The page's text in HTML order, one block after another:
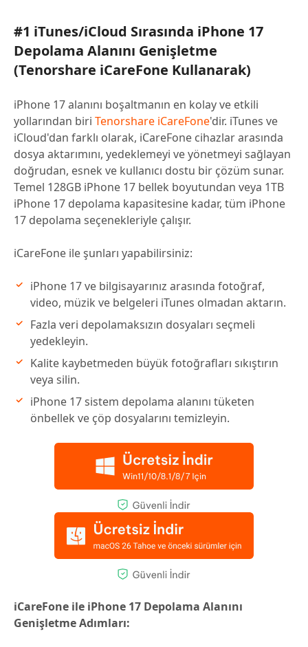
#1 iTunes/iCloud Sırasında iPhone 17
Depolama Alanını Genişletme
(Tenorshare iCareFone Kullanarak)
iPhone 17 alanını boşaltmanın en kolay ve etkili
yollarından biri Tenorshare iCareFone'dir. iTunes ve
iCloud'dan farklı olarak, iCareFone cihazlar arasında
dosya aktarımını, yedeklemeyi ve yönetmeyi sağlayan
doğrudan, esnek ve kullanıcı dostu bir çözüm sunar.
Temel 128GB iPhone 17 bellek boyutundan veya 1TB
iPhone 17 depolama kapasitesine kadar, tüm iPhone
17 depolama seçenekleriyle çalışır.
iCareFone ile şunları yapabilirsiniz:
iPhone 17 ve bilgisayarınız arasında fotoğraf,
video, müzik ve belgeleri iTunes olmadan aktarın.
Fazla veri depolamaksızın dosyaları seçmeli
yedekleyin.
Kalite kaybetmeden büyük fotoğrafları sıkıştırın
veya silin.
iPhone 17 sistem depolama alanını tüketen
önbellek ve çöp dosyalarını temizleyin.
iCareFone ile iPhone 17 Depolama Alanını
Genişletme Adımları: